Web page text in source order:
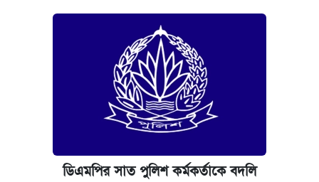
ডিএমপির সাত পুলিশ কর্মকর্তাকে বদলি